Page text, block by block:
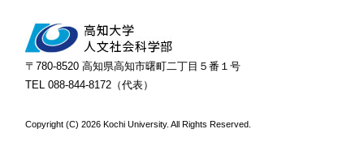
〒780-8520 高知県高知市曙町二丁目５番１号
TEL 088-844-8172（代表）
Copyright (C)2026 Kochi University. All Rights Reserved.